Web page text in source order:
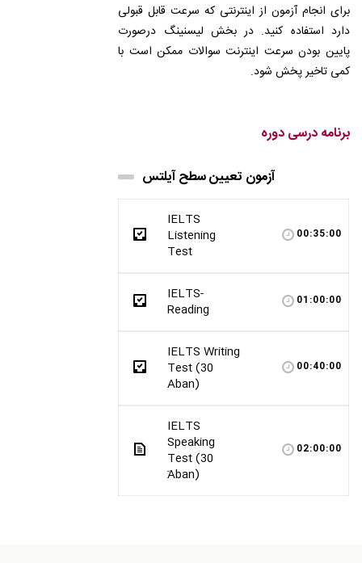
برای انجام آزمون از اینترنتی که سرعت قابل قبولی
دارد استفاده کنید. در بخش لیسنینگ درصورت
پایین بودن سرعت اینترنت سوالات ممکن است با
کمی تاخیر پخش شود.
برنامه درسی دوره
آزمون تعیین سطح آیلتس
IELTS
Listening
Test
00:35:00
IELTS-
Reading
01:00:00
IELTS Writing
Test (30
Aban)
00:40:00
IELTS
Speaking
Test (30
َAban)
02:00:00